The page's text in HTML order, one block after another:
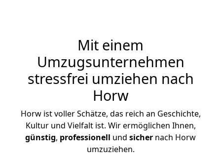
Mit einem
Umzugsunternehmen
stressfrei umziehen nach
Horw
Horw ist voller Schätze, das reich an Geschichte,
Kultur und Vielfalt ist. Wir ermöglichen Ihnen,
günstig, professionell und sicher nach Horw
umzuziehen.